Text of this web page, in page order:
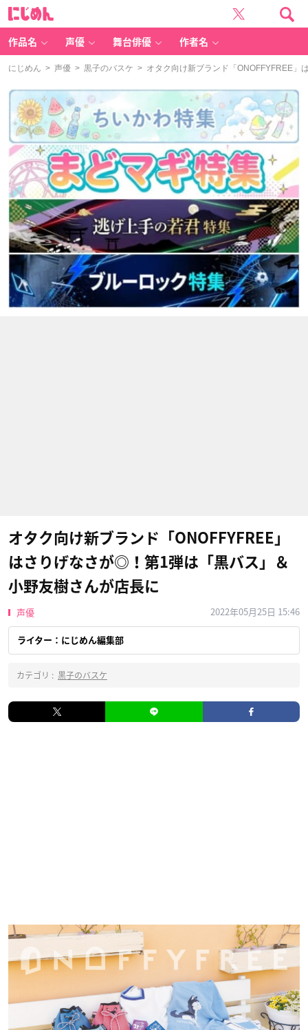
作品名 声優 舞台俳優 作者名
にじめん > 声優 > 黒子のバスケ > オタク向け新ブランド「ONOFFYFREE」
オタク向け新ブランド「ONOFFYFREE」
はさりげなさが◎！第1弾は「黒バス」＆
小野友樹さんが店長に
声優 2022年05月25日 15:46
ライター：にじめん編集部
カテゴリ : 黒子のバスケ